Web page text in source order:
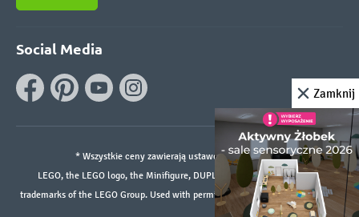
Social Media
* Wszystkie ceny zawierają ustawowy podatek VAT.
LEGO, the LEGO logo, the Minifigure, DUPLO, and the SPIKE logo are
trademarks of the LEGO Group. Used with permission. ©2026 The LEGO Group
Zamknij